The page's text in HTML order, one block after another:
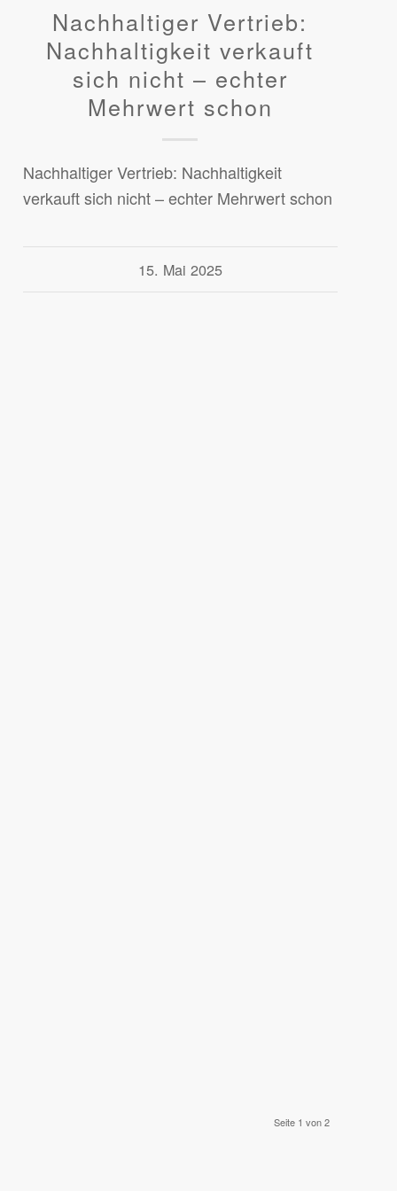
Nachhaltiger Vertrieb:
Nachhaltigkeit verkauft
sich nicht – echter
Mehrwert schon
Nachhaltiger Vertrieb: Nachhaltigkeit
verkauft sich nicht – echter Mehrwert schon
15. Mai 2025
Seite 1 von 2